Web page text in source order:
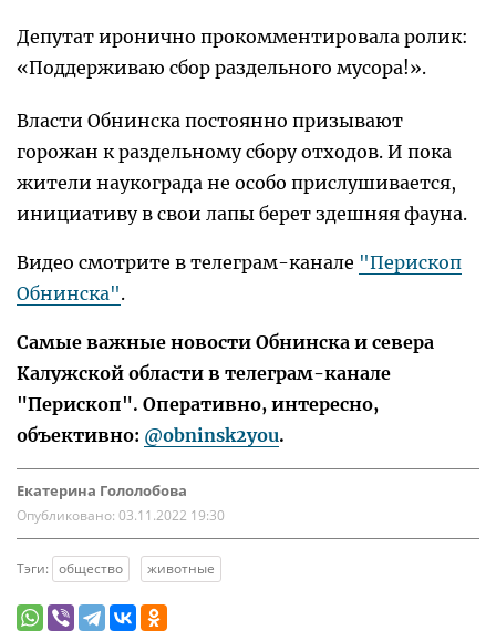
Депутат иронично прокомментировала ролик:
«Поддерживаю сбор раздельного мусора!».
Власти Обнинска постоянно призывают
горожан к раздельному сбору отходов. И пока
жители наукограда не особо прислушивается,
инициативу в свои лапы берет здешняя фауна.
Видео смотрите в телеграм-канале "Перископ
Обнинска".
Самые важные новости Обнинска и севера
Калужской области в телеграм-канале
"Перископ". Оперативно, интересно,
объективно: @obninsk2you.
Екатерина Гололобова
Опубликовано: 03.11.2022 19:30
Тэги: общество животные